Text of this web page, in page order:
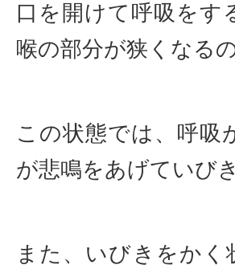
口を開けて呼吸をす
喉の部分が狭くなるの
この状態では、呼吸
が悲鳴をあげていび
また、いびきをかく